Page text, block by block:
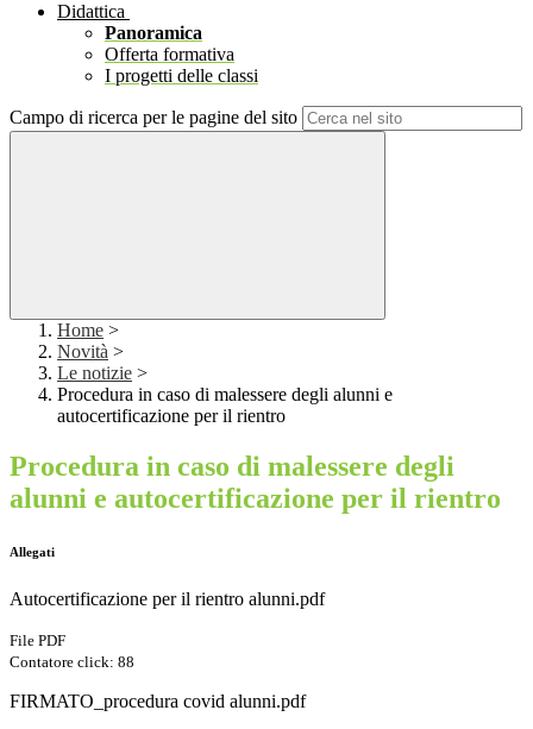
Didattica
Panoramica
Offerta formativa
I progetti delle classi
Campo di ricerca per le pagine del sito
Home >
Novità >
Le notizie >
Procedura in caso di malessere degli alunni e
autocertificazione per il rientro
Procedura in caso di malessere degli
alunni e autocertificazione per il rientro
Allegati
Autocertificazione per il rientro alunni.pdf
File PDF
Contatore click: 88
FIRMATO_procedura covid alunni.pdf